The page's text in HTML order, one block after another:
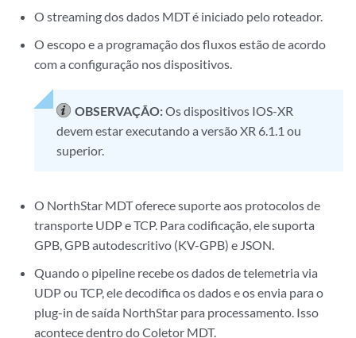
O streaming dos dados MDT é iniciado pelo roteador.
O escopo e a programação dos fluxos estão de acordo
com a configuração nos dispositivos.
OBSERVAÇÃO:Os dispositivos IOS-XR
devem estar executando a versão XR 6.1.1 ou
superior.
O NorthStar MDT oferece suporte aos protocolos de
transporte UDP e TCP. Para codificação, ele suporta
GPB, GPB autodescritivo (KV-GPB) e JSON.
Quando o pipeline recebe os dados de telemetria via
UDP ou TCP, ele decodifica os dados e os envia para o
plug-in de saída NorthStar para processamento. Isso
acontece dentro do Coletor MDT.